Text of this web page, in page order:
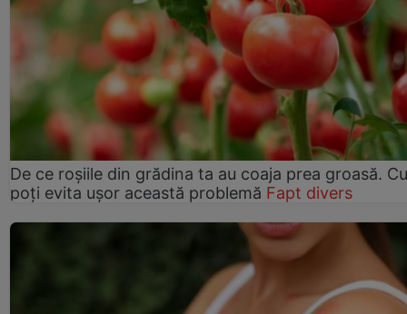
De ce roșiile din grădina ta au coaja prea groasă.
poți evita ușor această problemă Fapt divers